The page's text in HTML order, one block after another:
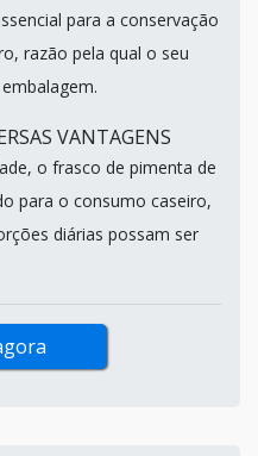
para a conservação
razão pela qual o seu
VANTAGENS
o frasco de pimenta de
para o consumo caseiro,
diárias possam ser